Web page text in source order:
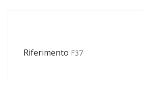
Riferimento F37